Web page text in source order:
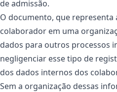
de admissão.
O documento, que representa
colaborador em uma
dados para outros processos
negligenciar esse tipo de
dos dados internos dos
Sem a organização dessas